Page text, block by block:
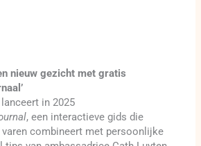
nieuw gezicht met gratis
in 2025
, een interactieve gids die
varen combineert met persoonlijke